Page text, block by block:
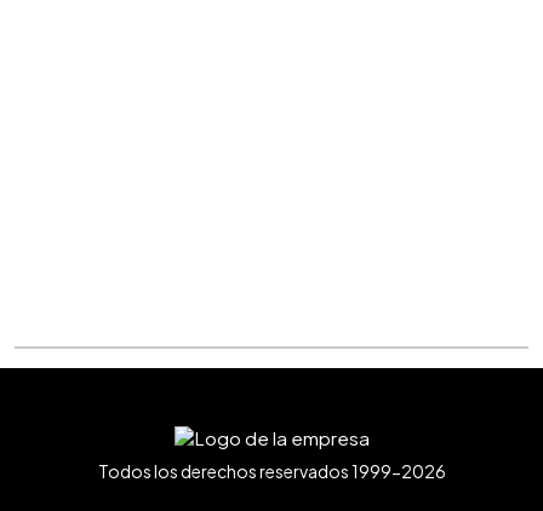
Todos los derechos reservados 1999-2026